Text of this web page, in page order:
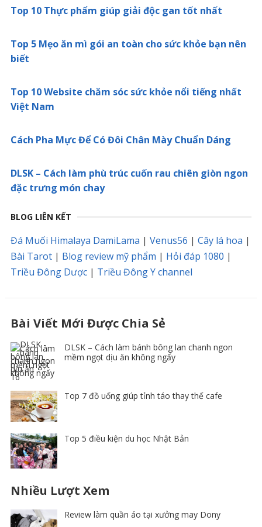
Top 10 Thực phẩm giúp giải độc gan tốt nhất
Top 5 Mẹo ăn mì gói an toàn cho sức khỏe bạn nên
biết
Top 10 Website chăm sóc sức khỏe nổi tiếng nhất
Việt Nam
Cách Pha Mực Để Có Đôi Chân Mày Chuẩn Dáng
DLSK – Cách làm phù trúc cuốn rau chiên giòn ngon
đặc trưng món chay
BLOG LIÊN KẾT
Đá Muối Himalaya DamiLama | Venus56 | Cây lá hoa |
Bài Tarot| Blog review mỹ phẩm | Hỏi đáp 1080 |
Triều Đông Dược| Triều Đông Y channel
Bài Viết Mới Được Chia Sẻ
DLSK – Cách làm bánh bông lan chanh ngon
mềm ngọt dịu ăn không ngấy
Top 7 đồ uống giúp tỉnh táo thay thế cafe
Top 5 điều kiện du học Nhật Bản
Nhiều Lượt Xem
Review làm quần áo tại xưởng may Dony